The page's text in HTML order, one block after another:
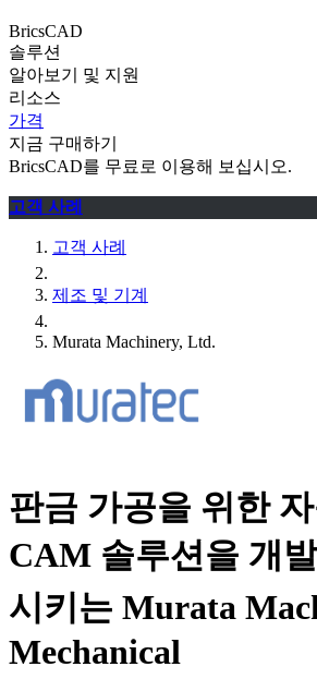
BricsCAD
솔루션
알아보기 및 지원
리소스
가격
지금 구매하기
BricsCAD를 무료로 이용해 보십시오.
고객 사례
고객 사례
제조 및 기계
Murata Machinery, Ltd.
판금 가공을 위한
CAM 솔루션을 개
시키는 Murata
Mechanical